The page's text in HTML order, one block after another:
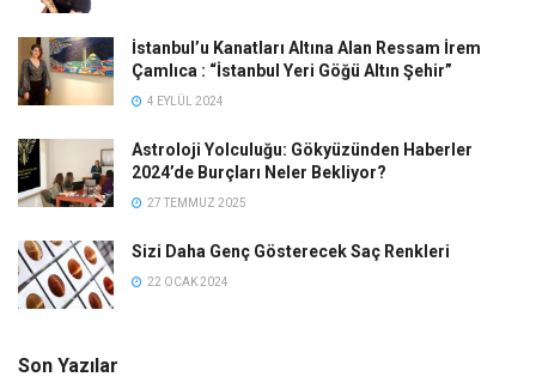
İstanbul’u Kanatları Altına Alan Ressam İrem
Çamlıca : “İstanbul Yeri Göğü Altın Şehir”
4 EYLÜL 2024
Astroloji Yolculuğu: Gökyüzünden Haberler
2024’de Burçları Neler Bekliyor?
27 TEMMUZ 2025
Sizi Daha Genç Gösterecek Saç Renkleri
22 OCAK 2024
Son Yazılar